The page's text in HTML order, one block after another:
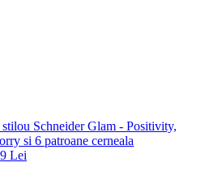
stilou Schneider Glam - Positivity,
si 6 patroane cerneala
Lei